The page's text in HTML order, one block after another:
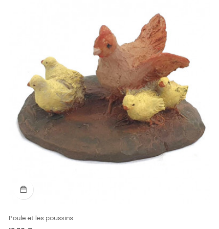
Poule et les poussins